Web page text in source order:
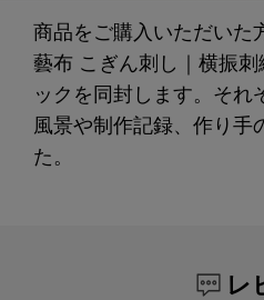
商品をご購入いただいた
藝布 こぎん刺し｜横振
ックを同封します。それ
風景や制作記録、作り手
た。
レ